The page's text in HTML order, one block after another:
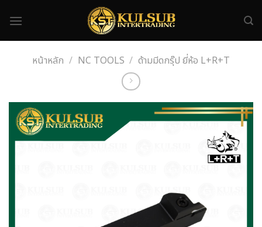
หน้าหลัก / NC TOOLS / ด้ามมีดกรุ๊ป ยี่ห้อ L+R+T